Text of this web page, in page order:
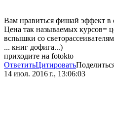
Вам нравиться фишай эффект в
Цена так называемых курсов=
вспышки со
... книг дофига...)
приходите на fotokto
ОтветитьЦитировать
14 июл. 2016 г., 13:06:03